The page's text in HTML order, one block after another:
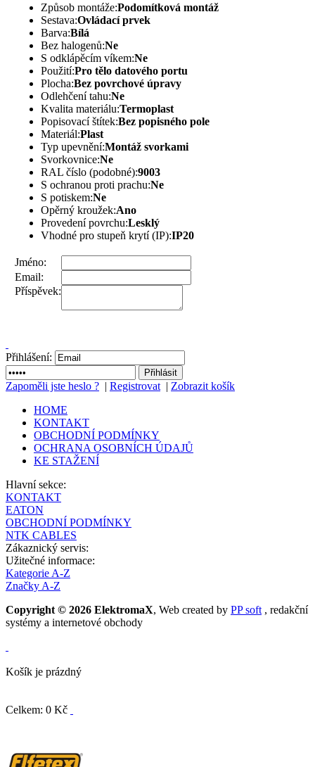
Způsob montáže:Podomítková montáž
Sestava:Ovládací prvek
Barva:Bílá
Bez halogenů:Ne
S odklápěcím víkem:Ne
Použití:Pro tělo datového portu
Plocha:Bez povrchové úpravy
Odlehčení tahu:Ne
Kvalita materiálu:Termoplast
Popisovací štítek:Bez popisného pole
Materiál:Plast
Typ upevnění:Montáž svorkami
Svorkovnice:Ne
RAL číslo (podobné):9003
S ochranou proti prachu:Ne
S potiskem:Ne
Opěrný kroužek:Ano
Provedení povrchu:Lesklý
Vhodné pro stupeň krytí (IP):IP20
Jméno:
Email:
Příspěvek:
Přihlášení:
Zapoměli jste heslo ? | Registrovat | Zobrazit košík
HOME
KONTAKT
OBCHODNÍ PODMÍNKY
OCHRANA OSOBNÍCH ÚDAJŮ
KE STAŽENÍ
Hlavní sekce:
KONTAKT
EATON
OBCHODNÍ PODMÍNKY
NTK CABLES
Zákaznický servis:
Užitečné informace:
Kategorie A-Z
Značky A-Z
Copyright © 2026 ElektromaX, Web created by PP soft , redakční
systémy a internetové obchody
Košík je prázdný
Celkem: 0 Kč